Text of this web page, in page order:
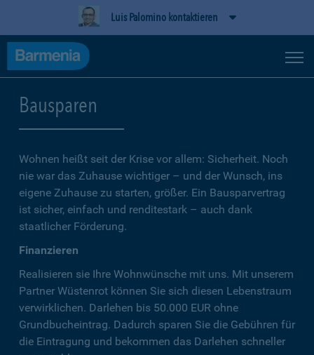
Luis Palomino kontaktieren
Bausparen
Wohnen heißt seit der Krise vor allem: Sicherheit. Noch
nie war das Zuhause wichtiger – und der Wunsch, ins
eigene Zuhause zu starten, größer. Ein Bausparvertrag
ist sicher, einfach und renditestark – auch dank
staatlicher Förderung.
Finanzieren
Realisieren sie Ihre Wohnwünsche mit uns. Mit unserem
Partner Wüstenrot können Sie sich diesen Lebenstraum
verwirklichen. Darlehen bis 50.000 EUR ohne
Grundbucheintrag. Dadurch sparen Sie die Gebühren für
die Eintragung und bekommen das Darlehen schneller